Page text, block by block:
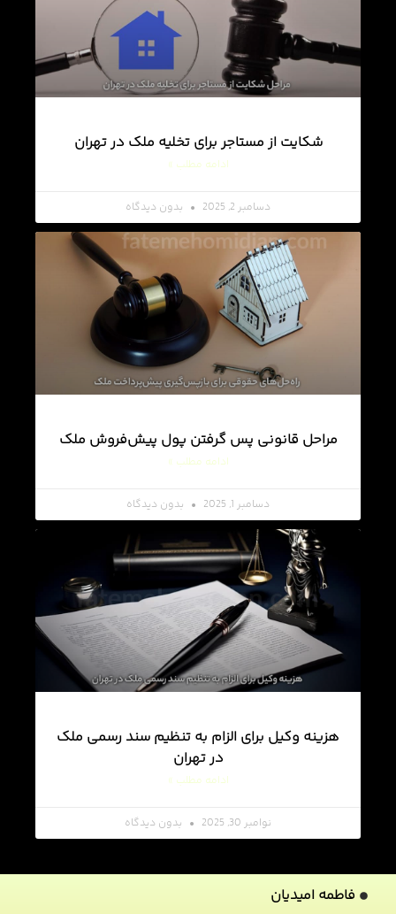
شکایت از مستاجر برای تخلیه ملک در تهران
ادامه مطلب »
دسامبر 2, 2025 بدون دیدگاه
مراحل قانونی پس گرفتن پول پیش‌فروش ملک
ادامه مطلب »
دسامبر 1, 2025 بدون دیدگاه
هزینه وکیل برای الزام به تنظیم سند رسمی ملک
در تهران
ادامه مطلب »
نوامبر 30, 2025 بدون دیدگاه
فاطمه امیدیان